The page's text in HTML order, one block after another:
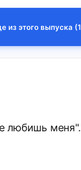
из этого выпуска
любишь